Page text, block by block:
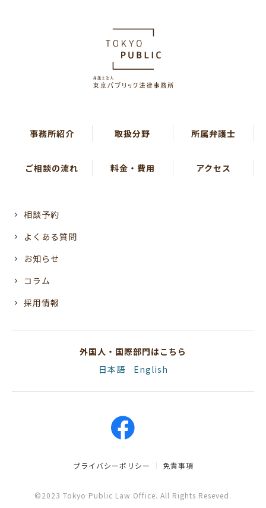
事務所紹介 取扱分野 所属弁護士
ご相談の流れ 料金・費用 アクセス
相談予約
よくある質問
お知らせ
コラム
採用情報
外国人・国際部門はこちら
日本語
English
プライバシーポリシー 免責事項
©2023 Tokyo Public Law Office. All Rights Reseved.